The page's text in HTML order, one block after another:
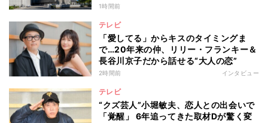
1時間前
テレビ
「愛してる」からキスのタイミングま
で…20年来の仲、リリー・フランキー＆
長谷川京子だから話せる“大人の恋”
2時間前 インタビュー
テレビ
“クズ芸人”小堀敏夫、恋人との出会いで
「覚醒」 6年追ってきた取材Dが驚く変